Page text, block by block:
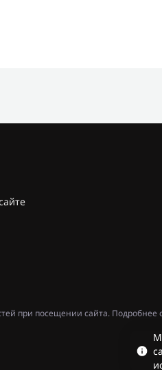
при посещении сайта. Подробнее